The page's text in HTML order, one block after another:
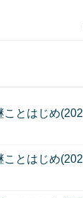
ことはじめ
ことはじめ